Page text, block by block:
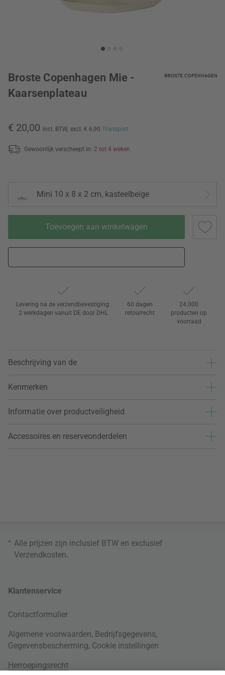
Broste Copenhagen Mie -
Kaarsenplateau
€ 20,00 incl. BTW, excl. € 6,90 Transport
Gewoonlijk verscheept in: 2 tot 4 weken
Mini 10 x 8 x 2 cm, kasteelbeige
Toevoegen aan winkelwagen
Levering na de verzendbevestiging:
2 werkdagen vanuit DE door DHL
60 dagen
retourrecht
24.000
producten op
voorraad
Beschrijving van de
Kenmerken
Informatie over productveiligheid
Accessoires en reserveonderdelen
* Alle prijzen zijn inclusief BTW en exclusief
Verzendkosten
Klantenservice
Contactformulier
Algemene voorwaarden, Bedrijfsgegevens,
Gegevensbescherming, Cookie instellingen
Herroepingsrecht